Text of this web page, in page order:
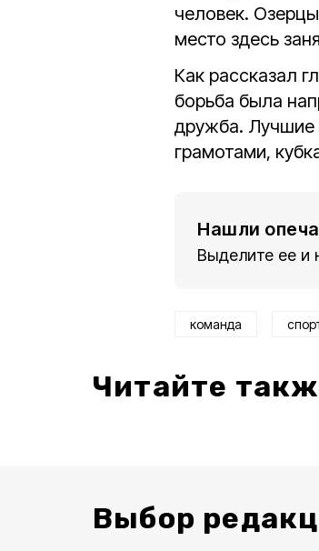
человек.
место здесь
Как рассказал
борьба была
дружба. Лучшие
грамотами,
Нашли
Выделите ее и
команда
Читайте
Выбор